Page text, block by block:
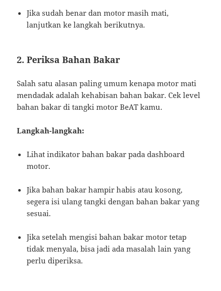
Jika sudah benar dan motor masih mati,
lanjutkan ke langkah berikutnya.
2. Periksa Bahan Bakar
Salah satu alasan paling umum kenapa motor mati
mendadak adalah kehabisan bahan bakar. Cek level
bahan bakar di tangki motor BeAT kamu.
Langkah-langkah:
Lihat indikator bahan bakar pada dashboard
motor.
Jika bahan bakar hampir habis atau kosong,
segera isi ulang tangki dengan bahan bakar yang
sesuai.
Jika setelah mengisi bahan bakar motor tetap
tidak menyala, bisa jadi ada masalah lain yang
perlu diperiksa.